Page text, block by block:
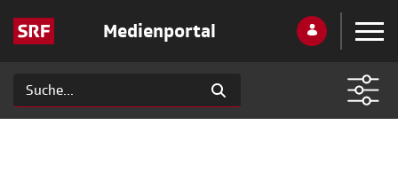
Medienportal